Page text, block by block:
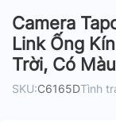
Camera
Link Ống
Trời, Có
SKU:C6165DTình